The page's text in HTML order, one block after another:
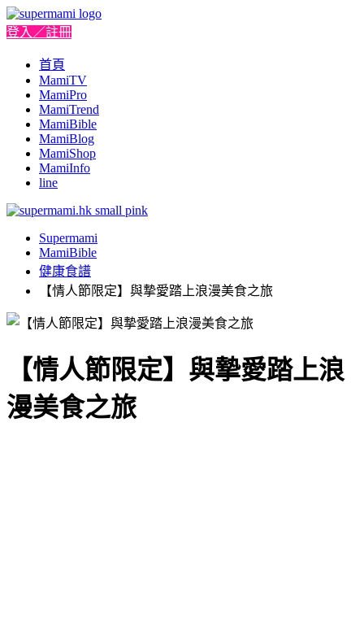
登入／註冊
首頁
MamiTV
MamiPro
MamiTrend
MamiBible
MamiBlog
MamiShop
MamiInfo
line
Supermami
MamiBible
健康食譜
【情人節限定】與摯愛踏上浪漫美食之旅
【情人節限定】與摯愛踏上浪
漫美食之旅